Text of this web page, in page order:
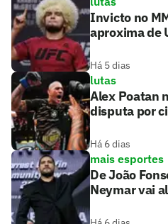
Invicto no
aproxima de
Há 5 dias
lutas
Alex Poatan
disputa por
Há 6 dias
mais esportes
De João
Neymar vai